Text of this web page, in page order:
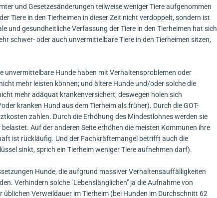
und Gesetzesänderungen teilweise weniger Tiere aufgenommen
Tiere in den Tierheimen in dieser Zeit nicht verdoppelt, sondern ist
und gesundheitliche Verfassung der Tiere in den Tierheimen hat sich
schwer- oder auch unvermittelbare Tiere in den Tierheimen sitzen,
unvermittelbare Hunde haben mit Verhaltensproblemen oder
mehr leisten können; und ältere Hunde und/oder solche die
mehr adäquat krankenversichert; deswegen holen sich
kranken Hund aus dem Tierheim als früher). Durch die GOT-
zahlen. Durch die Erhöhung des Mindestlohnes werden sie
Auf der anderen Seite erhöhen die meisten Kommunen ihre
ist rückläufig. Und der Fachkräftemangel betrifft auch die
sinkt, sprich ein Tierheim weniger Tiere aufnehmen darf).
Hunde, die aufgrund massiver Verhaltensauffälligkeiten
Verhindern solche "Lebenslänglichen" ja die Aufnahme von
üblichen Verweildauer im Tierheim (bei Hunden im Durchschnitt 62